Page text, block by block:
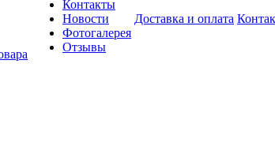
Контакты
Новости
Фотогалерея
Отзывы
Доставка и оплата